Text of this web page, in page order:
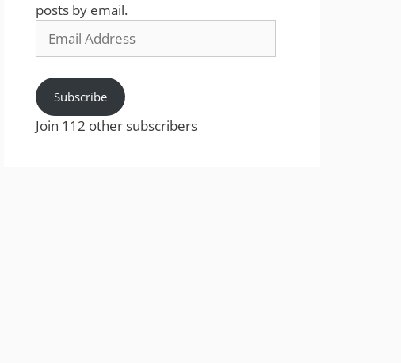
posts by email.
Address
Subscribe
Join 112 other subscribers